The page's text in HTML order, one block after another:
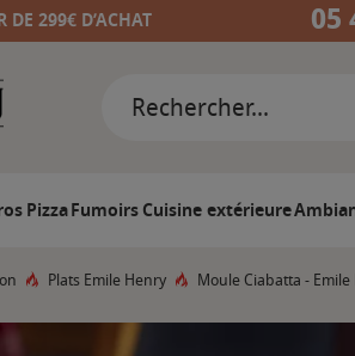
DE 299€ D’ACHAT 05
PizzaFumoirsCuisine extérieure
Plats Emile Henry Moule Ciabatta -